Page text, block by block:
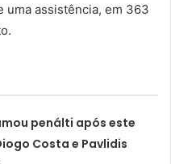
uma assistência, em 363
penálti após este
Costa e Pavlidis